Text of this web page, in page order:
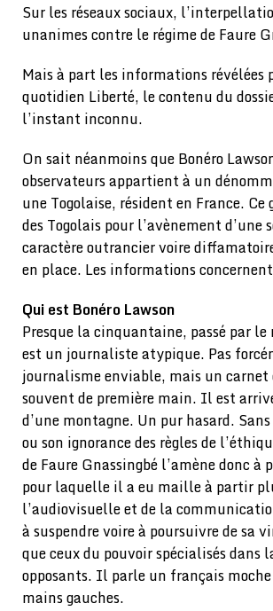
Sur les réseaux sociaux,
unanimes contre le régime de Faure
Mais à part les informations révélées
quotidien Liberté, le contenu du
l’instant inconnu.
On sait néanmoins que Bonéro
observateurs appartient à un
une Togolaise, résident en France.
des Togolais pour l’avènement
caractère outrancier voire
en place. Les informations
Qui est Bonéro Lawson
Presque la cinquantaine, passé par
est un journaliste atypique. Pas
journalisme enviable, mais un carnet
souvent de première main. Il est
d’une montagne. Un pur hasard.
ou son ignorance des règles de
de Faure Gnassingbé l’amène donc
pour laquelle il a eu maille à partir
l’audiovisuelle et de la
à suspendre voire à poursuivre de sa
que ceux du pouvoir spécialisés
opposants. Il parle un français
mains gauches.